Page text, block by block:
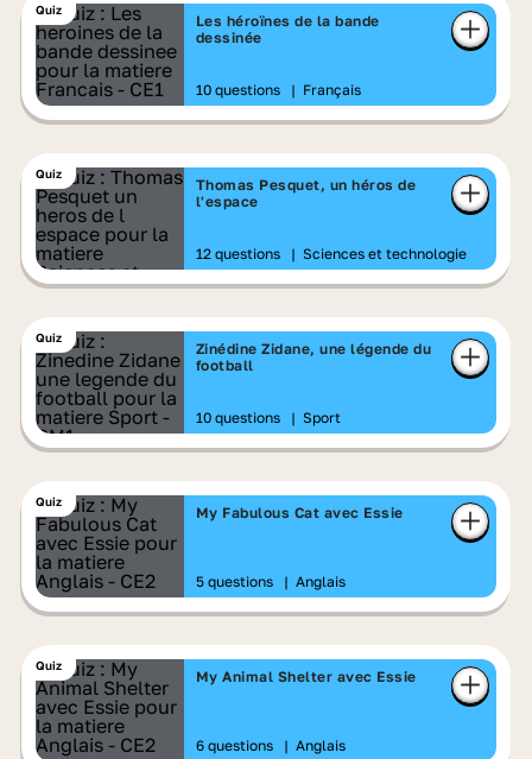
Quiz
Les héroïnes de la bande
dessinée
10 questions | Français
Quiz
Thomas Pesquet, un héros de
l'espace
12 questions | Sciences et technologie
Quiz
Zinédine Zidane, une légende du
football
10 questions | Sport
Quiz
My Fabulous Cat avec Essie
5 questions | Anglais
Quiz
My Animal Shelter avec Essie
6 questions | Anglais